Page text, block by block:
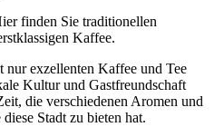
finden Sie traditionellen
Kaffee.
exzellenten Kaffee und Tee
Kultur und Gastfreundschaft
die verschiedenen Aromen und
Stadt zu bieten hat.